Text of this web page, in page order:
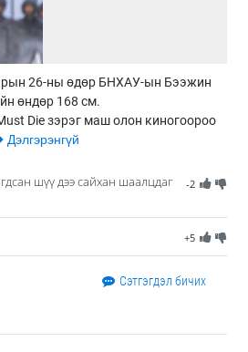
26-ны өдөр БНХАУ-ын Бээжин
өндөр 168 см.
Die зэрэг маш олон киногоороо
Дэлгэрэнгүй
-2
шүү дээ сайхан шаалцдаг
+5
Сэтгэгдэл бичих